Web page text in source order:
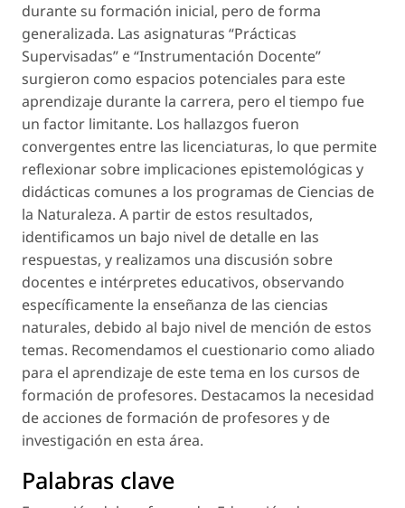
durante su formación inicial, pero de forma
generalizada. Las asignaturas “Prácticas
Supervisadas” e “Instrumentación Docente”
surgieron como espacios potenciales para este
aprendizaje durante la carrera, pero el tiempo fue
un factor limitante. Los hallazgos fueron
convergentes entre las licenciaturas, lo que permite
reflexionar sobre implicaciones epistemológicas y
didácticas comunes a los programas de Ciencias de
la Naturaleza. A partir de estos resultados,
identificamos un bajo nivel de detalle en las
respuestas, y realizamos una discusión sobre
docentes e intérpretes educativos, observando
específicamente la enseñanza de las ciencias
naturales, debido al bajo nivel de mención de estos
temas. Recomendamos el cuestionario como aliado
para el aprendizaje de este tema en los cursos de
formación de profesores. Destacamos la necesidad
de acciones de formación de profesores y de
investigación en esta área.
Palabras clave